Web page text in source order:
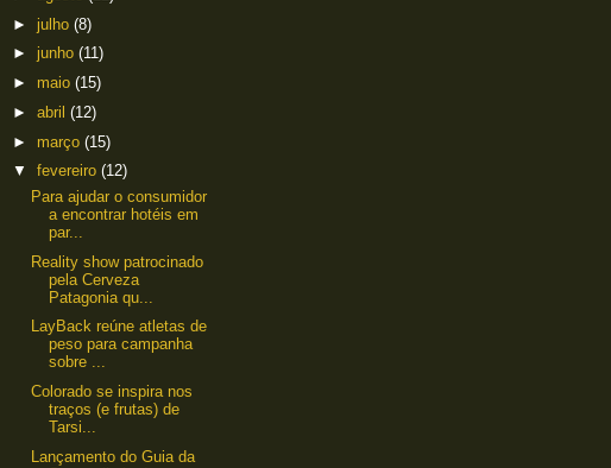
► julho (8)
► junho (11)
► maio (15)
► abril (12)
► março (15)
▼ fevereiro (12)
Para ajudar o consumidor
a encontrar hotéis em
par...
Reality show patrocinado
pela Cerveza
Patagonia qu...
LayBack reúne atletas de
peso para campanha
sobre ...
Colorado se inspira nos
traços (e frutas) de
Tarsi...
Lançamento do Guia da